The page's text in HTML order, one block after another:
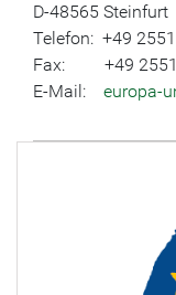
D-48565 Steinfurt
Telefon: +49
Fax: +49 2551
E-Mail: europa-